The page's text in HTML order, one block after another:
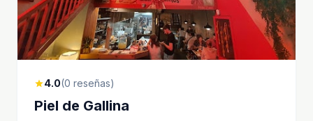
star4.0(0 reseñas)
Piel de Gallina